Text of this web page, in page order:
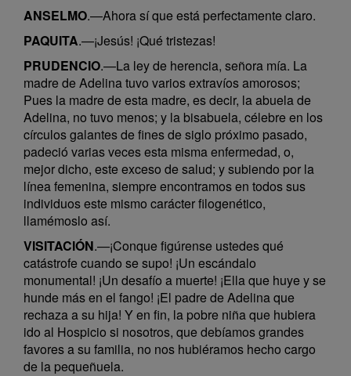
ANSELMO.—Ahora sí que está perfectamente claro.
PAQUITA.—¡Jesús! ¡Qué tristezas!
PRUDENCIO.—La ley de herencia, señora mía. La
madre de Adelina tuvo varios extravíos amorosos;
Pues la madre de esta madre, es decir, la abuela de
Adelina, no tuvo menos; y la bisabuela, célebre en los
círculos galantes de fines de siglo próximo pasado,
padeció varias veces esta misma enfermedad, o,
mejor dicho, este exceso de salud; y subiendo por la
línea femenina, siempre encontramos en todos sus
individuos este mismo carácter filogenético,
llamémoslo así.
VISITACIÓN.—¡Conque figúrense ustedes qué
catástrofe cuando se supo! ¡Un escándalo
monumental! ¡Un desafío a muerte! ¡Ella que huye y se
hunde más en el fango! ¡El padre de Adelina que
rechaza a su hija! Y en fin, la pobre niña que hubiera
ido al Hospicio si nosotros, que debíamos grandes
favores a su familia, no nos hubiéramos hecho cargo
de la pequeñuela.